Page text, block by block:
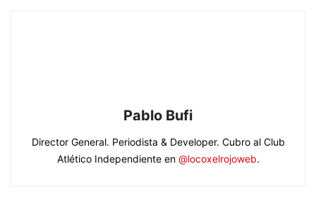
Pablo Bufi
Director General. Periodista & Developer. Cubro al Club
Atlético Independiente en @locoxelrojoweb.